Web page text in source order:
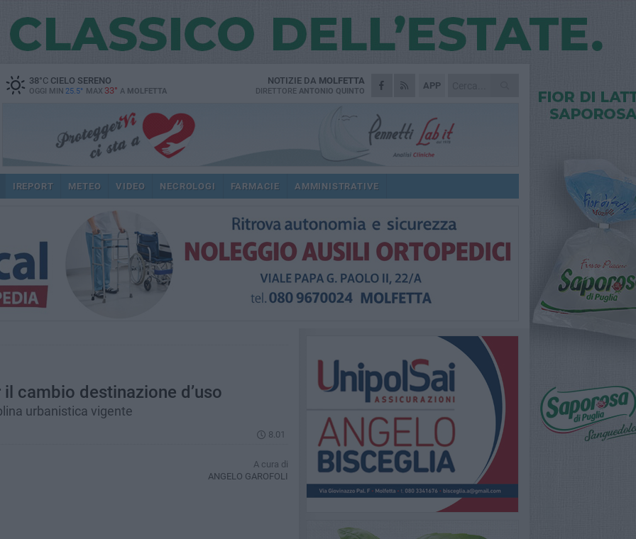
38°CCIELO SERENO
OGGI MIN 25.5° MAX 33° A MOLFETTA
APP
NOTIZIE DA MOLFETTA
DIRETTORE ANTONIO QUINTO
IREPORT METEO VIDEO NECROLOGI FARMACIE AMMINISTRATIVE
cambio destinazione d’uso
urbanistica vigente
8.01
A cura di
ANGELO GAROFOLI